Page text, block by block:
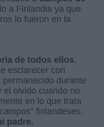
a Finlandia ya que
lo fueron en la
de todos ellos,
esclarecer con
durante
el olvido cuando no
en lo que trata
finlandeses,
padre.